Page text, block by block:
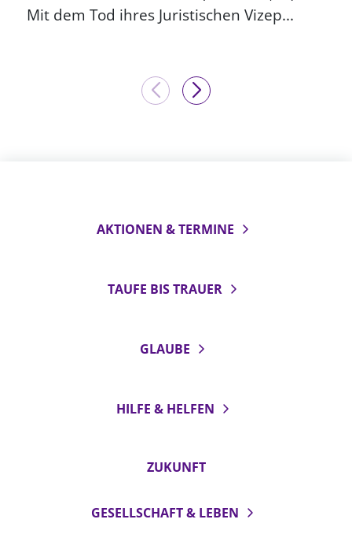
Mit dem Tod ihres Juristischen Vizep...
AKTIONEN & TERMINE
TAUFE BIS TRAUER
GLAUBE
HILFE & HELFEN
ZUKUNFT
GESELLSCHAFT & LEBEN